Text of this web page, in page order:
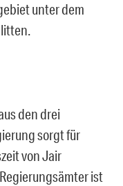
unter dem
den drei
sorgt für
von Jair
ist